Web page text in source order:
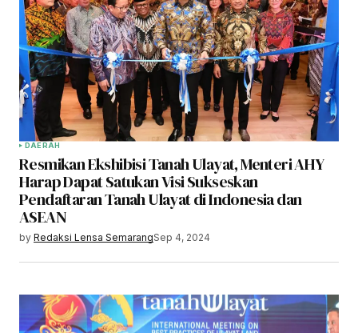
DAERAH
Resmikan Ekshibisi Tanah Ulayat, Menteri AHY
Harap Dapat Satukan Visi Sukseskan
Pendaftaran Tanah Ulayat di Indonesia dan
ASEAN
by Redaksi Lensa SemarangSep 4, 2024